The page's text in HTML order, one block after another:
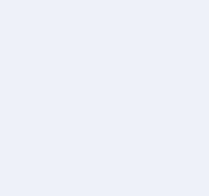
- RFSL 10K Takım Yarışı